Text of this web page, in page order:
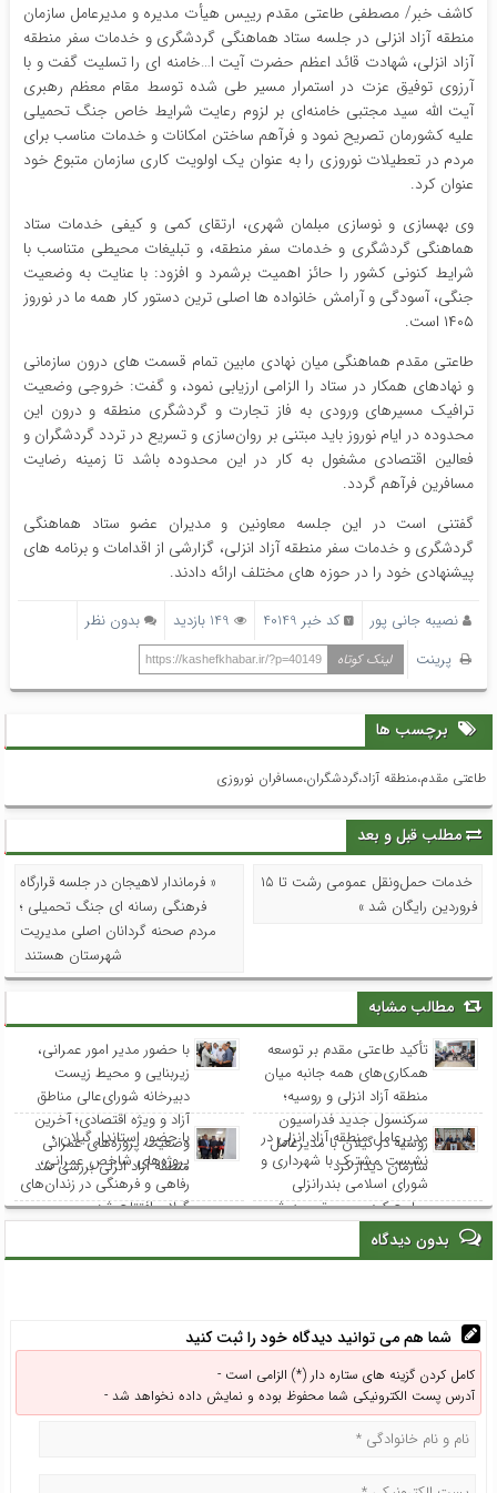
کاشف خبر/ مصطفی طاعتی مقدم رییس هیأت مدیره و مدیرعامل سازمان
منطقه آزاد انزلی در جلسه ستاد هماهنگی گردشگری و خدمات سفر منطقه
آزاد انزلی، شهادت قائد اعظم حضرت آیت ا…خامنه ای را تسلیت گفت و با
آرزوی توفیق عزت در استمرار مسیر طی شده توسط مقام معظم رهبری
آیت الله سید مجتبی خامنه‌ای بر لزوم رعایت شرایط خاص جنگ تحمیلی
علیه کشورمان تصریح نمود و فرآهم ساختن امکانات و خدمات مناسب برای
مردم در تعطیلات نوروزی را به عنوان یک اولویت کاری سازمان متبوع خود
عنوان کرد.
وی بهسازی و نوسازی مبلمان شهری، ارتقای کمی و کیفی خدمات ستاد
هماهنگی گردشگری و خدمات سفر منطقه، و تبلیغات محیطی متناسب با
شرایط کنونی کشور را حائز اهمیت برشمرد و افزود: با عنایت به وضعیت
جنگی، آسودگی و آرامش خانواده ها اصلی ترین دستور کار همه ما در نوروز
۱۴۰۵ است.
طاعتی مقدم هماهنگی میان نهادی مابین تمام قسمت های درون سازمانی
و نهادهای همکار در ستاد را الزامی ارزیابی نمود، و گفت: خروجی وضعیت
ترافیک مسیرهای ورودی به فاز تجارت و گردشگری منطقه و درون این
محدوده در ایام نوروز باید مبتنی بر روان‌سازی و تسریع در تردد گردشگران و
فعالین اقتصادی مشغول به کار در این محدوده باشد تا زمینه رضایت
مسافرین فرآهم گردد.
گفتنی است در این جلسه معاونین و مدیران عضو ستاد هماهنگی
گردشگری و خدمات سفر منطقه آزاد انزلی، گزارشی از اقدامات و برنامه های
پیشنهادی خود را در حوزه های مختلف ارائه دادند.
نصیبه جانی پور کد خبر 40149 149 بازدید
بدون نظر
پرینت
لینک کوتاه https://kashefkhabar.ir/?p=40149
برچسب ها
طاعتی مقدم،منطقه آزاد،گردشگران،مسافران نوروزی
مطلب قبل و بعد
خدمات حمل‌ونقل عمومی رشت تا ۱۵
فروردین رایگان شد »
« فرماندار لاهیجان در جلسه قرارگاه
فرهنگی رسانه ای جنگ تحمیلی ؛
مردم صحنه گردانان اصلی مدیریت
شهرستان هستند
مطالب مشابه
تأکید طاعتی مقدم بر توسعه
همکاری‌های همه جانبه میان
منطقه آزاد انزلی و روسیه؛
سرکنسول جدید فدراسیون
روسیه در گیلان با مدیرعامل
سازمان دیدار کرد
با حضور مدیر امور عمرانی،
زیربنایی و محیط زیست
دبیرخانه شورای‌عالی مناطق
آزاد و ویژه اقتصادی؛ آخرین
وضعیت پروژه‌های عمرانی
منطقه آزاد انزلی بررسی شد
مدیرعامل منطقه آزاد انزلی در
نشست مشترک با شهرداری و
شورای اسلامی بندرانزلی
مطرح کرد: مسیر توسعه شهر
انزلی از هم‌افزایی و مشارکت
همه نهادها می‌گذرد
با حضور استاندار گیلان ؛
پروژه‌های شاخص عمرانی،
رفاهی و فرهنگی در زندان‌های
گیلان افتتاح شد
بدون دیدگاه
شما هم می توانید دیدگاه خود را ثبت کنید
کامل کردن گزینه های ستاره دار (*) الزامی است -
آدرس پست الکترونیکی شما محفوظ بوده و نمایش داده نخواهد شد -